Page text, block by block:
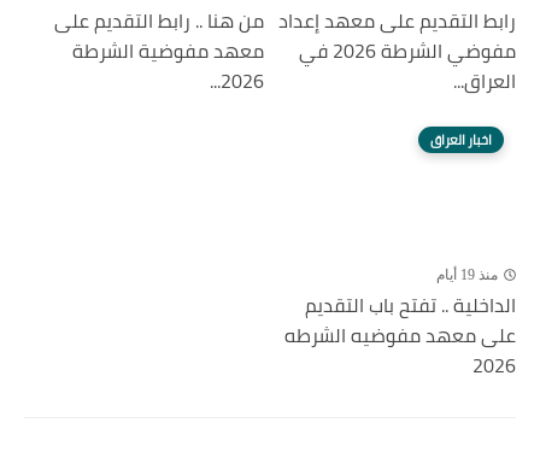
رابط التقديم على معهد إعداد
مفوضي الشرطة 2026 في
العراق...
من هنا .. رابط التقديم على
معهد مفوضية الشرطة
2026...
اخبار العراق
منذ 19 أيام
الداخلية .. تفتح باب التقديم
على معهد مفوضيه الشرطه
2026